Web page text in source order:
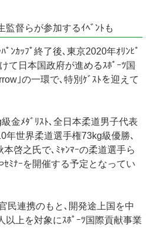
督らが参加するｲﾍﾞﾝﾄも
ﾝｶｯﾌﾟ終了後､東京2020年ｵﾘﾝﾋﾟ
て日本国政府が進めるｽﾎﾟｰﾂ国
｣の一環で､特別ｹﾞｽﾄを迎えて
級金ﾒﾀﾞﾘｽﾄ､全日本柔道男子代表
年世界柔道選手権73kg級優勝､
啓之氏で､ﾐｬﾝﾏｰの柔道選手ら
ｾﾐﾅｰを開催する予定となってい
民連携のもと､開発途上国を中
以上を対象にｽﾎﾟｰﾂ国際貢献事業